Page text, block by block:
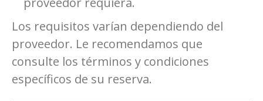
Los requisitos varían dependiendo del
proveedor. Le recomendamos que
consulte los términos y condiciones
específicos de su reserva.